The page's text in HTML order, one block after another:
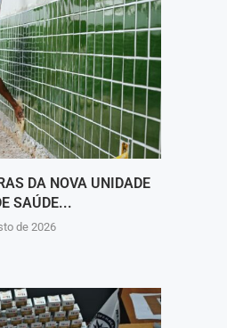
DA NOVA UNIDADE
SAÚDE...
de 2026